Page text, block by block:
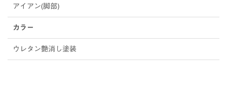
アイアン(脚部)
カラー
ウレタン艶消し塗装